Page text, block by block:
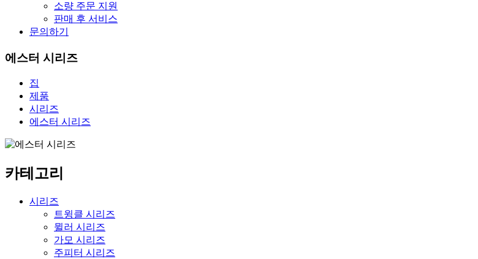
소량 주문 지원
판매 후 서비스
문의하기
에스터 시리즈
집
제품
시리즈
에스터 시리즈
카테고리
시리즈
트윙클 시리즈
뮐러 시리즈
가모 시리즈
주피터 시리즈